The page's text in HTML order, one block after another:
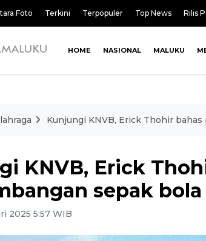
Foto Terkini Terpopuler Top News Rilis
HOME NASIONAL MALUKU
Kunjungi KNVB, Erick Thohir
KNVB, Erick
sepak
2025 5:57 WIB